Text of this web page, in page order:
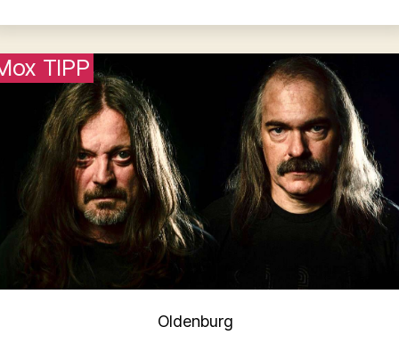
TIPP
Kategorien
Oldenburg